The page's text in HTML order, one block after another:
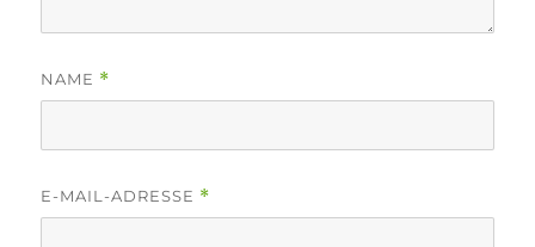
NAME *
E-MAIL-ADRESSE *